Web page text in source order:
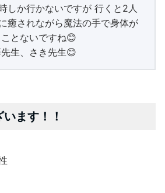
しか行かないですが 行くと2人
癒されながら魔法の手で身体が
とないですね😊
生、さき先生😊
ます！！